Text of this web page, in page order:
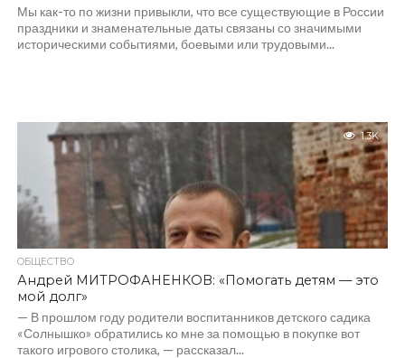
Мы как-то по жизни привыкли, что все существующие в России
праздники и знаменательные даты связаны со значимыми
историческими событиями, боевыми или трудовыми...
1.3K
ОБЩЕСТВО
Андрей МИТРОФАНЕНКОВ: «Помогать детям — это
мой долг»
— В прошлом году родители воспитанников детского садика
«Солнышко» обратились ко мне за помощью в покупке вот
такого игрового столика, — рассказал...